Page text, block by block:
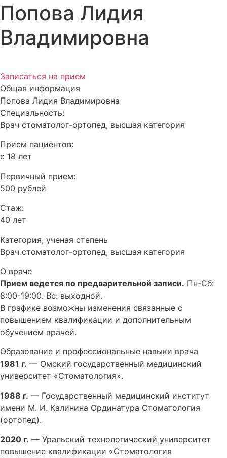
Попова Лидия
Владимировна
Записаться на прием
Общая информация
Попова Лидия Владимировна
Специальность:
Врач стоматолог-ортопед, высшая категория
Прием пациентов:
с 18 лет
Первичный прием:
500 рублей
Стаж:
40 лет
Категория, ученая степень
Врач стоматолог-ортопед, высшая категория
О враче
Прием ведется по предварительной записи. Пн-Сб:
8:00-19:00. Вс: выходной.
В графике возможны изменения связанные с
повышением квалификации и дополнительным
обучением врачей.
Образование и профессиональные навыки врача
1981 г. — Омский государственный медицинский
университет «Стоматология».
1988 г. — Государственный медицинский институт
имени М. И. Калинина Ординатура Стоматология
(ортопед).
2020 г. — Уральский технологический университет
повышение квалификации «Стоматология